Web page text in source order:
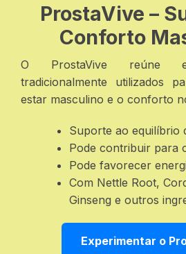
ProstaVive –
Conforto
O ProstaVive reúne
tradicionalmente utilizados
estar masculino e o conforto
Suporte ao equilíbrio
Pode contribuir para
Pode favorecer
Com Nettle Root,
Ginseng e outros
Experimentar o